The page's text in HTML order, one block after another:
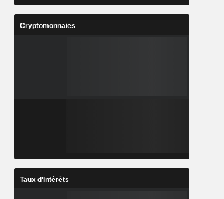
Cryptomonnaies
Taux d'Intérêts